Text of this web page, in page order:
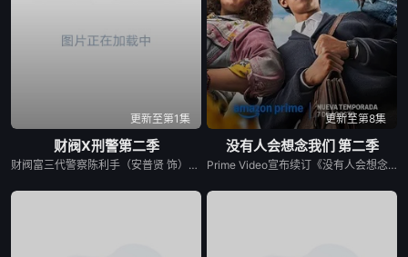
更新至第1集
财阀X刑警第二季
财阀富三代警察陈利手（安普贤 饰）华丽回归，完美蜕变为成熟专业的刑警，继续以财力同实力展开查案历险记。新上司朱惠拉（郑恩彩 饰）空降，两个性格不合的拍挡将联手破案。
更新至第8集
没有人会想念我们 第二季
Prime Video宣布续订《没有人会想念我们》第二季。